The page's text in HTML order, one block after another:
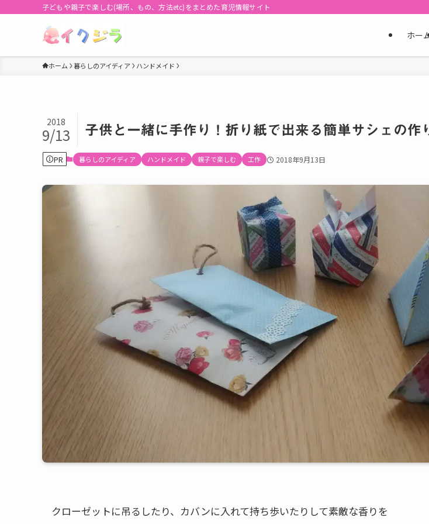
子どもや親子で楽しむ(場所、もの、方法etc)をまとめた育児情報サイト
ホー
ホーム 暮らしのアイディア ハンドメイド
子供と一緒に手作り！折り紙で出来る簡単サシェの作
2018
9/13
PR 暮らしのアイディア ハンドメイド 親子で楽しむ 工作 2018年9月13日
クローゼットに吊るしたり、カバンに入れて持ち歩いたりして素敵な香りを